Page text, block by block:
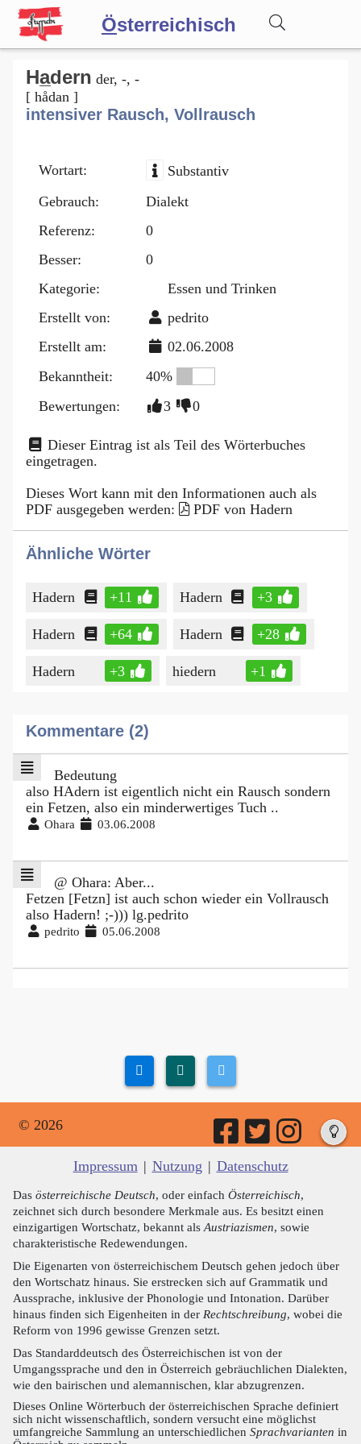
Österreichisch
Wörterbuch
Forum
Blog
Ha̲dern der, -, -
[ hådan ]
intensiver Rausch, Vollrausch
Wortart:
Substantiv
Gebrauch:
Dialekt
Referenz:
0
Besser:
0
Kategorie:
Essen und Trinken
Erstellt von:
pedrito
Erstellt am:
02.06.2008
Bekanntheit:
40%
Bewertungen:
3 0
Dieser Eintrag ist als Teil des Wörterbuches
eingetragen.
Dieses Wort kann mit den Informationen auch als
PDF ausgegeben werden:
PDF von Hadern
Ähnliche Wörter
Hadern +11 Hadern +3
Hadern +64 Hadern +28
Hadern +3 hiedern +1
Kommentare (2)
Bedeutung
also HAdern ist eigentlich nicht ein Rausch sondern
ein Fetzen, also ein minderwertiges Tuch ..
Ohara 03.06.2008
@ Ohara: Aber...
Fetzen [Fetzn] ist auch schon wieder ein Vollrausch
also Hadern! ;-))) lg.pedrito
pedrito 05.06.2008
© 2026
Impressum | Nutzung | Datenschutz
Das österreichische Deutsch, oder einfach Österreichisch,
zeichnet sich durch besondere Merkmale aus. Es besitzt einen
einzigartigen Wortschatz, bekannt alsAustriazismen, sowie
charakteristische Redewendungen.
Die Eigenarten von österreichischem Deutsch gehen jedoch über
den Wortschatz hinaus. Sie erstrecken sich auf Grammatik und
Aussprache, inklusive der Phonologie und Intonation. Darüber
hinaus finden sich Eigenheiten in der Rechtschreibung, wobei die
Reform von 1996 gewisse Grenzen setzt.
Das Standarddeutsch des Österreichischen ist von der
Umgangssprache und den in Österreich gebräuchlichen Dialekten,
wie den bairischen und alemannischen, klar abzugrenzen.
Dieses Online Wörterbuch der österreichischen Sprache definiert
sich nicht wissenschaftlich, sondern versucht eine möglichst
umfangreiche Sammlung an unterschiedlichen Sprachvarianten in